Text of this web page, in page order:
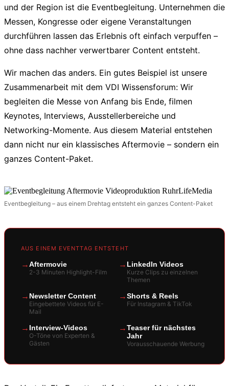
und der Region ist die Eventbegleitung. Unternehmen die
Messen, Kongresse oder eigene Veranstaltungen
durchführen lassen das Erlebnis oft einfach verpuffen –
ohne dass nachher verwertbarer Content entsteht.
Wir machen das anders. Ein gutes Beispiel ist unsere
Zusammenarbeit mit dem VDI Wissensforum: Wir
begleiten die Messe von Anfang bis Ende, filmen
Keynotes, Interviews, Ausstellerbereiche und
Networking-Momente. Aus diesem Material entstehen
dann nicht nur ein klassisches Aftermovie – sondern ein
ganzes Content-Paket.
Eventbegleitung – aus einem Drehtag entsteht ein ganzes Content-Paket
AUS EINEM EVENTTAG ENTSTEHT
→Aftermovie
2-3 Minuten Highlight-Film
→ LinkedIn Videos
Kurze Clips zu einzelnen
Themen
→ Newsletter Content
Eingebettete Videos für E-
Mail
→Shorts & Reels
Für Instagram & TikTok
→ Interview-Videos
O-Töne von Experten &
Gästen
→Teaser für nächstes
Jahr
Vorausschauende Werbung